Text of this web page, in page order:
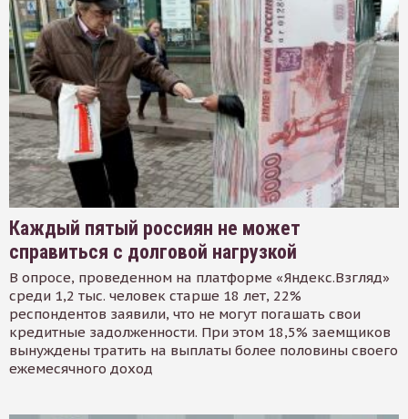
Каждый пятый россиян не может
справиться с долговой нагрузкой
В опросе, проведенном на платформе «Яндекс.Взгляд»
среди 1,2 тыс. человек старше 18 лет, 22%
респондентов заявили, что не могут погашать свои
кредитные задолженности. При этом 18,5% заемщиков
вынуждены тратить на выплаты более половины своего
ежемесячного доход